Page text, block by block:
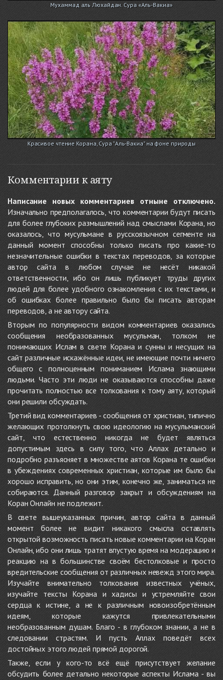
Мухаммад аль Люхайдан. Сура «Аль-Вакиа»
Красивое чтение Корана, Сура "Аль-Вакиа" на фоне природы
Комментарии к аяту
Написание новых комментариев отныне отключено.
Изначально предполагалось, что комментарии будут писать
для более глубоких размышлений над смыслами Корана, но
оказалось, что мусульмане в русскоязычном сегменте на
данный момент способны только писать про какие-то
незначительные ошибки в текстах переводов, за которые
автор сайта в любом случае не несёт никакой
ответственности, ибо он лишь публикует труды других
людей для более удобного ознакомления с их текстами, и
об ошибках более правильно было бы писать авторам
переводов, а не автору сайта.
Вторым по популярности видом комментариев оказались
сообщения необразованных мусульман, толком не
понимающих Ислам в свете Корана и сунны и несущих на
сайт различные искажённые идеи, не имеющие почти ничего
общего с полноценным пониманием Ислама знающими
людьми. Часто эти люди не оказываются способны даже
прочитать полностью все толкования к тому аяту, который
они решили обсуждать.
Третий вид комментариев - сообщения от христиан, типично
желающих протолкнуть свою идеологию на мусульманский
сайт, что естественно никогда не будет являться
допустимым здесь в силу того, что Аллах детально и
подробно разъясняет в множестве аятов Корана те ошибки
в убеждениях современных христиан, которые им было бы
хорошо исправить, но они этим, конечно же, заниматься не
собираются. Данный разговор закрыт и обсуждениям на
Коран Онлайн не подлежит.
В свете вышеуказанных причин, автор сайта в данный
момент более не видит никакого смысла оставлять
открытой возможность писать новые комментарии на Коран
Онлайн, ибо они лишь тратят впустую время на модерацию и
реакцию на в большинстве своём бестолковые и просто
вредительские сообщения от различных невежд этого мира.
Изучайте внимательно толкования известных учёных,
изучайте тексты Корана и хадисы и устремляйте свои
сердца к истине, а не к различным новоизобретённым
идеям, которые кажутся привлекательными
необразованным душам. Благо - в глубоком знании, а не в
следовании страстям. И пусть Аллах поведёт всех
достойных этого людей прямой дорогой.
Также, если у кого-то всё ещё присутствует желание
обсудить более детально некоторые аспекты Ислама - вы